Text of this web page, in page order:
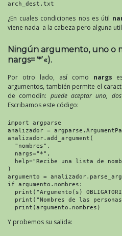
arch_dest.txt
¿En cuales condiciones nos es útil
viene nada a la cabeza pero alguna
Ningún argumento, uno o
nargs=‘*’«).
Por otro lado, así como nargs
argumentos, también permite el
de comodín: puede aceptar uno,
Escribamos este código:
import argparse
analizador =
analizador.add_argument(
"nombres",
nargs="*",
help="Recibe una lista de
)
argumento =
if argumento.nombres:
print("Argumento(s)
print("Nombres de las
print(argumento.nombres)
Y probemos su salida: